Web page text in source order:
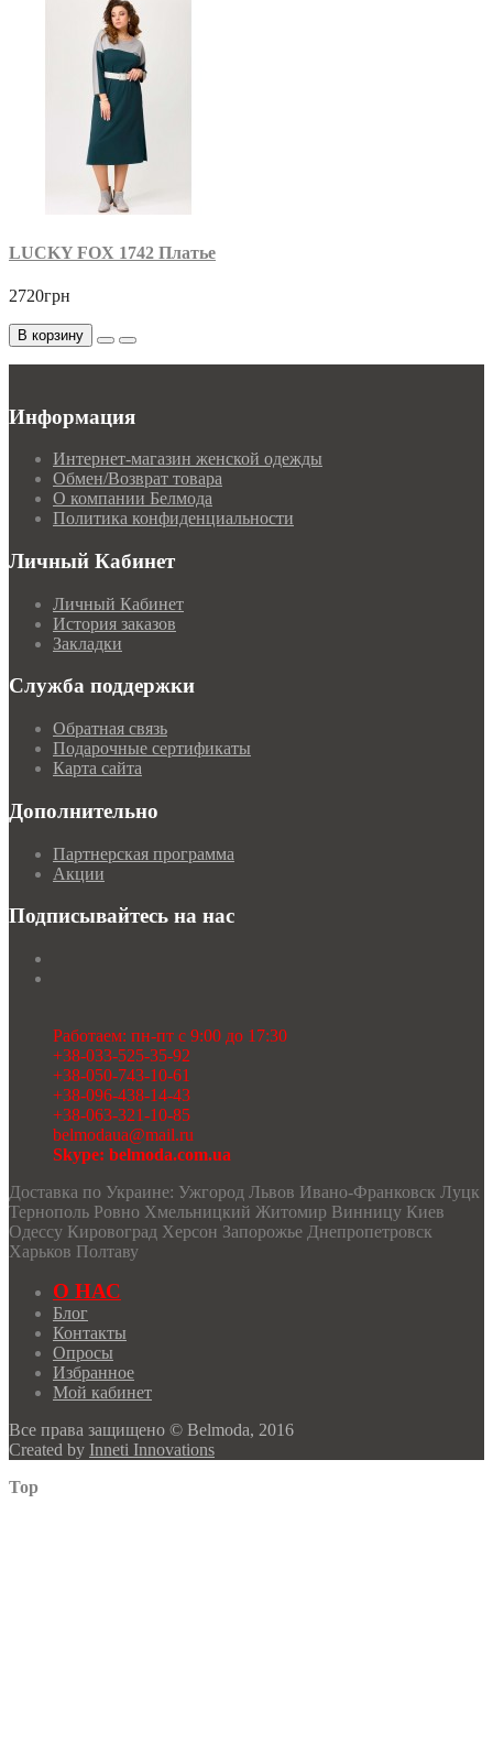
LUCKY FOX 1742 Платье
2720грн
В корзину
Информация
Интернет-магазин женской одежды
Обмен/Возврат товара
О компании Белмода
Политика конфиденциальности
Личный Кабинет
Личный Кабинет
История заказов
Закладки
Служба поддержки
Обратная связь
Подарочные сертификаты
Карта сайта
Дополнительно
Партнерская программа
Акции
Подписывайтесь на нас
Работаем: пн-пт с 9:00 до 17:30
+38-033-525-35-92
+38-050-743-10-61
+38-096-438-14-43
+38-063-321-10-85
belmodaua@mail.ru
Skype: belmoda.com.ua
Доставка по Украине: Ужгород Львов Ивано-Франковск Луцк
Тернополь Ровно Хмельницкий Житомир Винницу Киев
Одессу Кировоград Херсон Запорожье Днепропетровск
Харьков Полтаву
О НАС
Блог
Контакты
Опросы
Избранное
Мой кабинет
Все права защищено © Belmoda, 2016
Created by Inneti Innovations
Top